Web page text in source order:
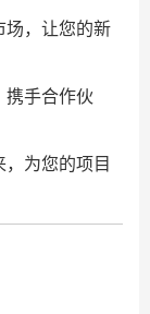
场，让您的新
携手合作伙
为您的项目